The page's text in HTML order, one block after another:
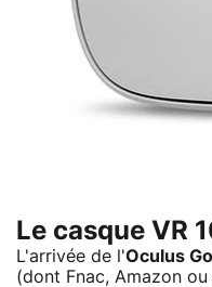
Le casque VR
L'arrivée de l'Oculus Go
(dont Fnac, Amazon